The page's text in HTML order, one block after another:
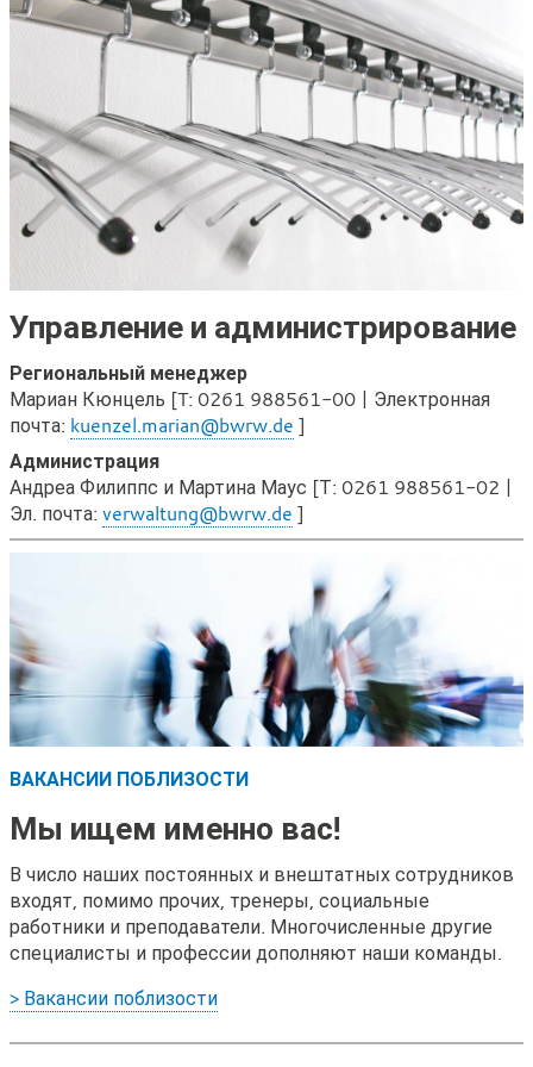
Управление и администрирование
Региональный менеджер
Мариан Кюнцель [T: 0261 988561-00 | Электронная
почта: kuenzel.marian@bwrw.de ]
Администрация
Андреа Филиппс и Мартина Маус [Т: 0261 988561-02 |
Эл. почта: verwaltung@bwrw.de ]
ВАКАНСИИ ПОБЛИЗОСТИ
Мы ищем именно вас!
В число наших постоянных и внештатных сотрудников
входят, помимо прочих, тренеры, социальные
работники и преподаватели. Многочисленные другие
специалисты и профессии дополняют наши команды.
> Вакансии поблизости